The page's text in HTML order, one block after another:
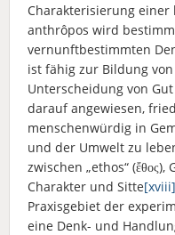
Charakterisierung
anthrôpos wird
vernunftbestimmten
ist fähig zur Bildung
Unterscheidung von
darauf angewiesen,
menschenwürdig in
und der Umwelt zu
zwischen „ethos“ (ἔθος),
Charakter und Sitte[xviii]
Praxisgebiet der
eine Denk- und